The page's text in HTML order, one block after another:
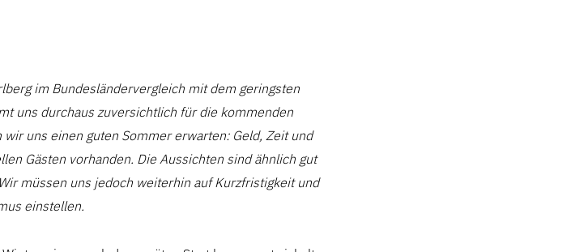
im Bundesländervergleich mit dem geringsten
uns durchaus zuversichtlich für die kommenden
uns einen guten Sommer erwarten: Geld, Zeit und
Gästen vorhanden. Die Aussichten sind ähnlich gut
müssen uns jedoch weiterhin auf Kurzfristigkeit und
einstellen.